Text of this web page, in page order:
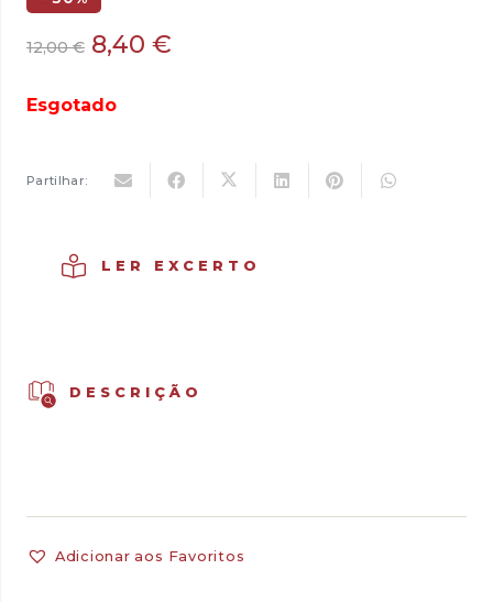
12,00€ O
original
8,40 €
Esgotado
Partilhar:
LER EXCERTO
DESCRIÇÃO
Adicionar aos Favoritos